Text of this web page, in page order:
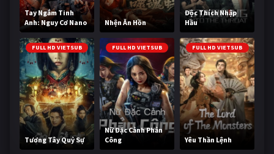
Tay Ngắm Tinh
Anh: Nguy Cơ Nano
Nhện Ăn Hồn
Độc Thích Nhập
Hầu
FULL HD VIETSUB
Tương Tây Quỷ Sự
FULL HD VIETSUB
Nữ Đặc Cảnh Phản
Công
FULL HD VIETSUB
Yêu Thần Lệnh